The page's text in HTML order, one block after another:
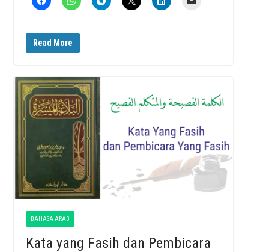
Read More
BAHASA ARAB
Kata yang Fasih dan Pembicara